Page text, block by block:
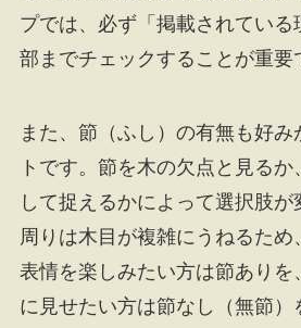
プでは、必ず「掲載されている
部までチェックすることが重要
また、節（ふし）の有無も好
トです。節を木の欠点と見るか
して捉えるかによって選択肢
周りは木目が複雑にうねるため
表情を楽しみたい方は節ありを
に見せたい方は節なし（無節）